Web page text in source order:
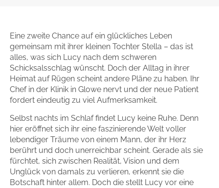
Eine zweite Chance auf ein glückliches Leben
gemeinsam mit ihrer kleinen Tochter Stella – das ist
alles, was sich Lucy nach dem schweren
Schicksalsschlag wünscht. Doch der Alltag in ihrer
Heimat auf Rügen scheint andere Pläne zu haben. Ihr
Chef in der Klinik in Glowe nervt und der neue Patient
fordert eindeutig zu viel Aufmerksamkeit.
Selbst nachts im Schlaf findet Lucy keine Ruhe. Denn
hier eröffnet sich ihr eine faszinierende Welt voller
lebendiger Träume von einem Mann, der ihr Herz
berührt und doch unerreichbar scheint. Gerade als sie
fürchtet, sich zwischen Realität, Vision und dem
Unglück von damals zu verlieren, erkennt sie die
Botschaft hinter allem. Doch die stellt Lucy vor eine